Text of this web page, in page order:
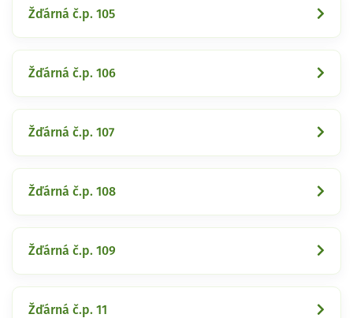
Žďárná č.p. 105
Žďárná č.p. 106
Žďárná č.p. 107
Žďárná č.p. 108
Žďárná č.p. 109
Žďárná č.p. 11